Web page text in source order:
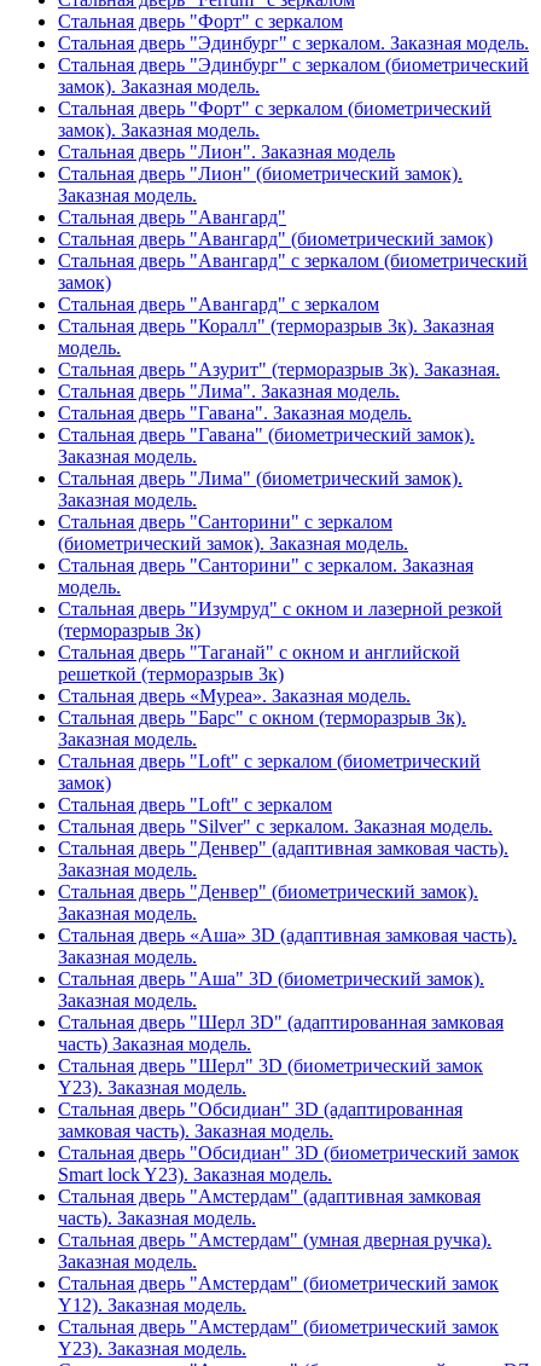
Стальная дверь "Форт" с зеркалом
Стальная дверь "Эдинбург" с зеркалом. Заказная модель.
Стальная дверь "Эдинбург" с зеркалом (биометрический
замок). Заказная модель.
Стальная дверь "Форт" с зеркалом (биометрический
замок). Заказная модель.
Стальная дверь "Лион". Заказная модель
Стальная дверь "Лион" (биометрический замок).
Заказная модель.
Стальная дверь "Авангард"
Стальная дверь "Авангард" (биометрический замок)
Стальная дверь "Авангард" с зеркалом (биометрический
замок)
Стальная дверь "Авангард" с зеркалом
Стальная дверь "Коралл" (терморазрыв 3к). Заказная
модель.
Стальная дверь "Азурит" (терморазрыв 3к). Заказная.
Стальная дверь "Лима". Заказная модель.
Стальная дверь "Гавана". Заказная модель.
Стальная дверь "Гавана" (биометрический замок).
Заказная модель.
Стальная дверь "Лима" (биометрический замок).
Заказная модель.
Стальная дверь "Санторини" с зеркалом
(биометрический замок). Заказная модель.
Стальная дверь "Санторини" с зеркалом. Заказная
модель.
Стальная дверь "Изумруд" с окном и лазерной резкой
(терморазрыв 3к)
Стальная дверь "Таганай" с окном и английской
решеткой (терморазрыв 3к)
Стальная дверь «Муреа». Заказная модель.
Стальная дверь "Барс" с окном (терморазрыв 3к).
Заказная модель.
Стальная дверь "Loft" с зеркалом (биометрический
замок)
Стальная дверь "Loft" с зеркалом
Стальная дверь "Silver" с зеркалом. Заказная модель.
Стальная дверь "Денвер" (адаптивная замковая часть).
Заказная модель.
Стальная дверь "Денвер" (биометрический замок).
Заказная модель.
Стальная дверь «Аша» 3D (адаптивная замковая часть).
Заказная модель.
Стальная дверь "Аша" 3D (биометрический замок).
Заказная модель.
Стальная дверь "Шерл 3D" (адаптированная замковая
часть) Заказная модель.
Стальная дверь "Шерл" 3D (биометрический замок
Y23). Заказная модель.
Стальная дверь "Обсидиан" 3D (адаптированная
замковая часть). Заказная модель.
Стальная дверь "Обсидиан" 3D (биометрический замок
Smart lock Y23). Заказная модель.
Стальная дверь "Амстердам" (адаптивная замковая
часть). Заказная модель.
Стальная дверь "Амстердам" (умная дверная ручка).
Заказная модель.
Стальная дверь "Амстердам" (биометрический замок
Y12). Заказная модель.
Стальная дверь "Амстердам" (биометрический замок
Y23). Заказная модель.